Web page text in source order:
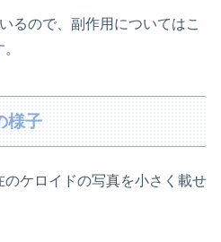
るので、副作用についてはこ
様子
ケロイドの写真を小さく載せ